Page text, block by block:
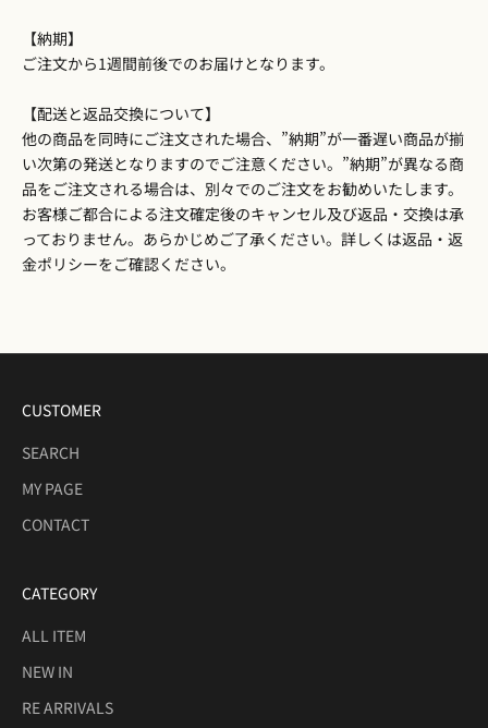
【納期】
ご注文から1週間前後でのお届けとなります。
【配送と返品交換について】
他の商品を同時にご注文された場合、”納期”が一番遅い商品が揃
い次第の発送となりますのでご注意ください。”納期”が異なる商
品をご注文される場合は、別々でのご注文をお勧めいたします。
お客様ご都合による注文確定後のキャンセル及び返品・交換は承
っておりません。あらかじめご了承ください。詳しくは返品・返
金ポリシーをご確認ください。
CUSTOMER
SEARCH
MY PAGE
CONTACT
CATEGORY
ALL ITEM
NEW IN
RE ARRIVALS